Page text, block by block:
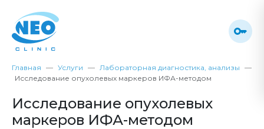
Главная Услуги
Лабораторная диагностика, анализы
Исследование опухолевых маркеров ИФА-методом
Исследование опухолевых
маркеров ИФА-методом